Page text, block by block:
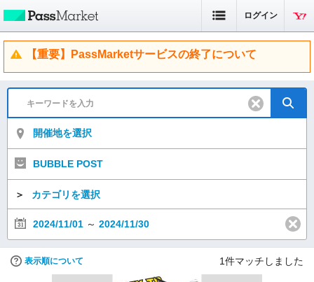
ログイン
【重要】PassMarketサービスの終了について
開催地を選択
BUBBLE POST
＞ カテゴリを選択
2024/11/01 ～ 2024/11/30
表示順について 1件マッチしました